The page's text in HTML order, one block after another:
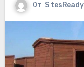
От SitesReady